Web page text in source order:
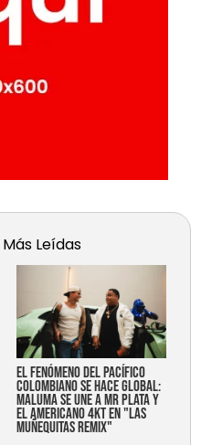
Más Leídas
EL FENÓMENO DEL PACÍFICO
COLOMBIANO SE HACE GLOBAL:
MALUMA SE UNE A MR PLATA Y
EL AMERICANO 4KT EN "LAS
MUÑEQUITAS REMIX"